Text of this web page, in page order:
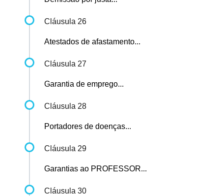
Cláusula 26
Atestados de afastamento...
Cláusula 27
Garantia de emprego...
Cláusula 28
Portadores de doenças...
Cláusula 29
Garantias ao PROFESSOR...
Cláusula 30